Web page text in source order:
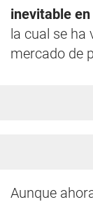
inevitable
la cual se
mercado de
Aunque